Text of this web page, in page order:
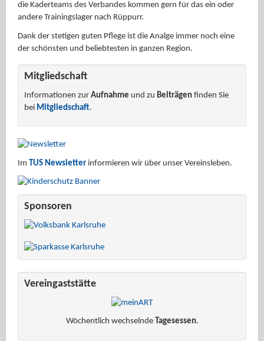
die Kaderteams des Verbandes kommen gern für das ein oder
andere Trainingslager nach Rüppurr.
Dank der stetigen guten Pflege ist die Analge immer noch eine
der schönsten und beliebtesten in ganzen Region.
Mitgliedschaft
Informationen zur Aufnahme und zu Beiträgen finden Sie
bei Mitgliedschaft.
Im TUS Newsletter informieren wir über unser Vereinsleben.
Sponsoren
Vereingaststätte
Wöchentlich wechselnde Tagesessen.